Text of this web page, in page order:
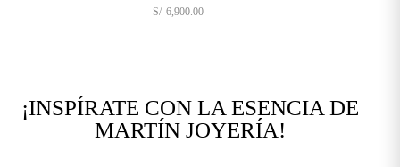
S/ 6,900.00
¡INSPÍRATE CON LA ESENCIA DE
MARTÍN JOYERÍA!